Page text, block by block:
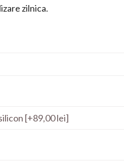
zilnica.